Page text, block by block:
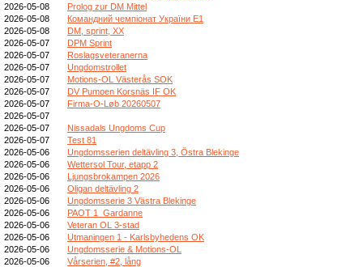
2026-05-08
Prolog zur DM Mittel
2026-05-08
Командний чемпіонат України E1
2026-05-08
DM, sprint, XX
2026-05-07
DPM Sprint
2026-05-07
Roslagsveteranerna
2026-05-07
Ungdomstrollet
2026-05-07
Motions-OL Västerås SOK
2026-05-07
DV Pumoen Korsnäs IF OK
2026-05-07
Firma-O-Løb 20260507
2026-05-07
2026-05-07
Nissadals Ungdoms Cup
2026-05-07
Test 81
2026-05-06
Ungdomsserien deltävling 3, Östra Blekinge
2026-05-06
Wettersol Tour, etapp 2
2026-05-06
Ljungsbrokampen 2026
2026-05-06
Oligan deltävling 2
2026-05-06
Ungdomsserie 3 Västra Blekinge
2026-05-06
PAOT 1_Gardanne
2026-05-06
Veteran OL 3-stad
2026-05-06
Utmaningen 1 - Karlsbyhedens OK
2026-05-06
Ungdomsserie & Motions-OL
2026-05-06
Vårserien, #2, lång